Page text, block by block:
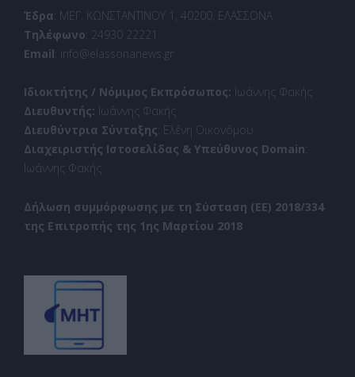
Έδρα: ΜΕΓ. ΚΩΝΣΤΑΝΤΙΝΟΥ 1, 40200, ΕΛΑΣΣΟΝΑ
Τηλέφωνο: 24930 22221
Email: info@elassonanews.gr
Ιδιοκτήτης / Νόμιμος Εκπρόσωπος: Ιωάννης Φακής
Διευθυντής: Ιωάννης Φακής
Διευθύντρια Σύνταξης: Ελένη Οικονόμου
Διαχειριστής Ιστοσελίδας & Υπεύθυνος Domain:
Ιωάννης Φακής
Δήλωση συμμόρφωσης με τη Σύσταση (ΕΕ) 2018/334
της Επιτροπής της 1ης Μαρτίου 2018